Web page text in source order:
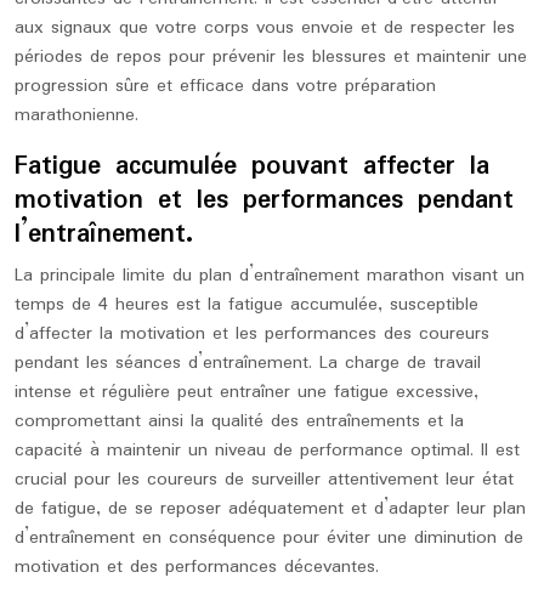
aux signaux que votre corps vous envoie et de respecter les
périodes de repos pour prévenir les blessures et maintenir une
progression sûre et efficace dans votre préparation
marathonienne.
Fatigue accumulée pouvant affecter la
motivation et les performances pendant
l’entraînement.
La principale limite du plan d’entraînement marathon visant un
temps de 4 heures est la fatigue accumulée, susceptible
d’affecter la motivation et les performances des coureurs
pendant les séances d’entraînement. La charge de travail
intense et régulière peut entraîner une fatigue excessive,
compromettant ainsi la qualité des entraînements et la
capacité à maintenir un niveau de performance optimal. Il est
crucial pour les coureurs de surveiller attentivement leur état
de fatigue, de se reposer adéquatement et d’adapter leur plan
d’entraînement en conséquence pour éviter une diminution de
motivation et des performances décevantes.